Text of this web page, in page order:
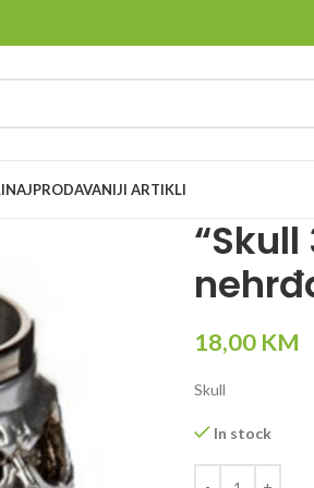
NAJPRODAVANIJI ARTIKLI
“Skull
18,00 KM
Skull
In stock